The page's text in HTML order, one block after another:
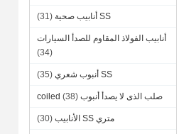
SS أنابيب صحية (31)
أنابيب الفولاذ المقاوم للصدأ السيارات
(34)
SS أنبوب شعري (35)
صلب الذى لا يصدأ أنبوب coiled (38)
متري SS الأنابيب (30)